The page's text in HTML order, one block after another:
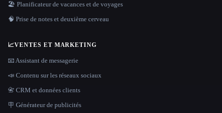
🏖 Planificateur de vacances et de voyages
🧠 Prise de notes et deuxième cerveau
📈VENTES ET MARKETING
📧 Assistant de messagerie
📣 Contenu sur les réseaux sociaux
📇 CRM et données clients
🪧 Générateur de publicités